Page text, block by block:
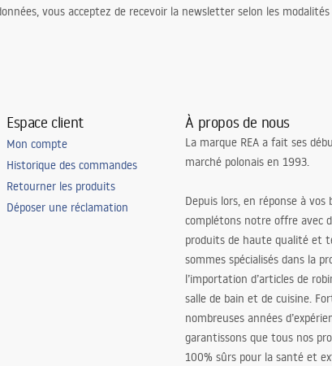
vous acceptez de recevoir la newsletter selon les
Espace client
Mon compte
Historique des commandes
Retourner les produits
Déposer une réclamation
À propos de nous
La marque REA a fait ses
marché polonais en 1993.
Depuis lors, en réponse à vos
complétons notre offre avec
produits de haute qualité et
sommes spécialisés dans la
l’importation d’articles de
salle de bain et de cuisine.
nombreuses années
garantissons que tous nos
100% sûrs pour la santé et